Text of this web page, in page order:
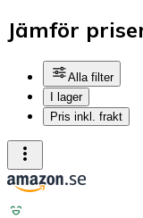
Jämför
Alla filter
I lager
Pris inkl. frakt